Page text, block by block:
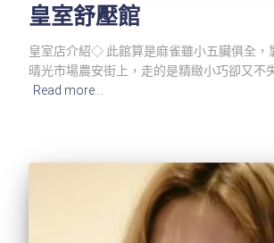
皇室舒壓館
皇室店介紹◇ 此館算是麻雀雖小五臟俱全，
晴光市場農安街上，走的是精緻小巧卻又不
Read more…